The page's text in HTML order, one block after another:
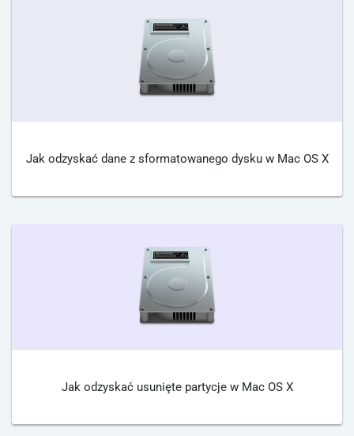
Jak odzyskać dane z sformatowanego dysku w Mac OS X
Jak odzyskać usunięte partycje w Mac OS X